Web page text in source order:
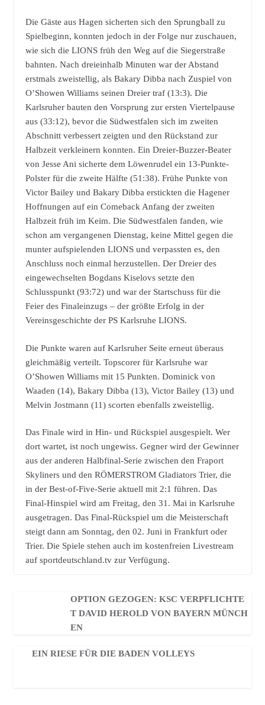
Die Gäste aus Hagen sicherten sich den Sprungball zu
Spielbeginn, konnten jedoch in der Folge nur zuschauen,
wie sich die LIONS früh den Weg auf die Siegerstraße
bahnten. Nach dreieinhalb Minuten war der Abstand
erstmals zweistellig, als Bakary Dibba nach Zuspiel von
O’Showen Williams seinen Dreier traf (13:3). Die
Karlsruher bauten den Vorsprung zur ersten Viertelpause
aus (33:12), bevor die Südwestfalen sich im zweiten
Abschnitt verbessert zeigten und den Rückstand zur
Halbzeit verkleinern konnten. Ein Dreier-Buzzer-Beater
von Jesse Ani sicherte dem Löwenrudel ein 13-Punkte-
Polster für die zweite Hälfte (51:38). Frühe Punkte von
Victor Bailey und Bakary Dibba erstickten die Hagener
Hoffnungen auf ein Comeback Anfang der zweiten
Halbzeit früh im Keim. Die Südwestfalen fanden, wie
schon am vergangenen Dienstag, keine Mittel gegen die
munter aufspielenden LIONS und verpassten es, den
Anschluss noch einmal herzustellen. Der Dreier des
eingewechselten Bogdans Kiselovs setzte den
Schlusspunkt (93:72) und war der Startschuss für die
Feier des Finaleinzugs – der größte Erfolg in der
Vereinsgeschichte der PS Karlsruhe LIONS.
Die Punkte waren auf Karlsruher Seite erneut überaus
gleichmäßig verteilt. Topscorer für Karlsruhe war
O’Showen Williams mit 15 Punkten. Dominick von
Waaden (14), Bakary Dibba (13), Victor Bailey (13) und
Melvin Jostmann (11) scorten ebenfalls zweistellig.
Das Finale wird in Hin- und Rückspiel ausgespielt. Wer
dort wartet, ist noch ungewiss. Gegner wird der Gewinner
aus der anderen Halbfinal-Serie zwischen den Fraport
Skyliners und den RÖMERSTROM Gladiators Trier, die
in der Best-of-Five-Serie aktuell mit 2:1 führen. Das
Final-Hinspiel wird am Freitag, den 31. Mai in Karlsruhe
ausgetragen. Das Final-Rückspiel um die Meisterschaft
steigt dann am Sonntag, den 02. Juni in Frankfurt oder
Trier. Die Spiele stehen auch im kostenfreien Livestream
auf sportdeutschland.tv zur Verfügung.
OPTION GEZOGEN: KSC VERPFLICHTE
T DAVID HEROLD VON BAYERN MÜNCH
EN
EIN RIESE FÜR DIE BADEN VOLLEYS